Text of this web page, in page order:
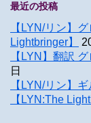
最近の投稿
【LYN/リン】
Lightbringer】
【LYN】翻訳
日
【LYN/リン】
【LYN:The